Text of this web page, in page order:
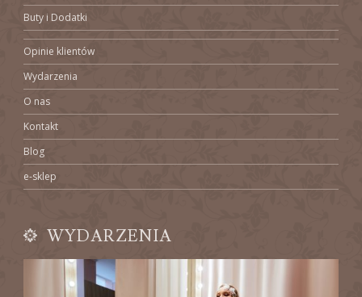
Buty i Dodatki
Opinie klientów
Wydarzenia
O nas
Kontakt
Blog
e-sklep
WYDARZENIA